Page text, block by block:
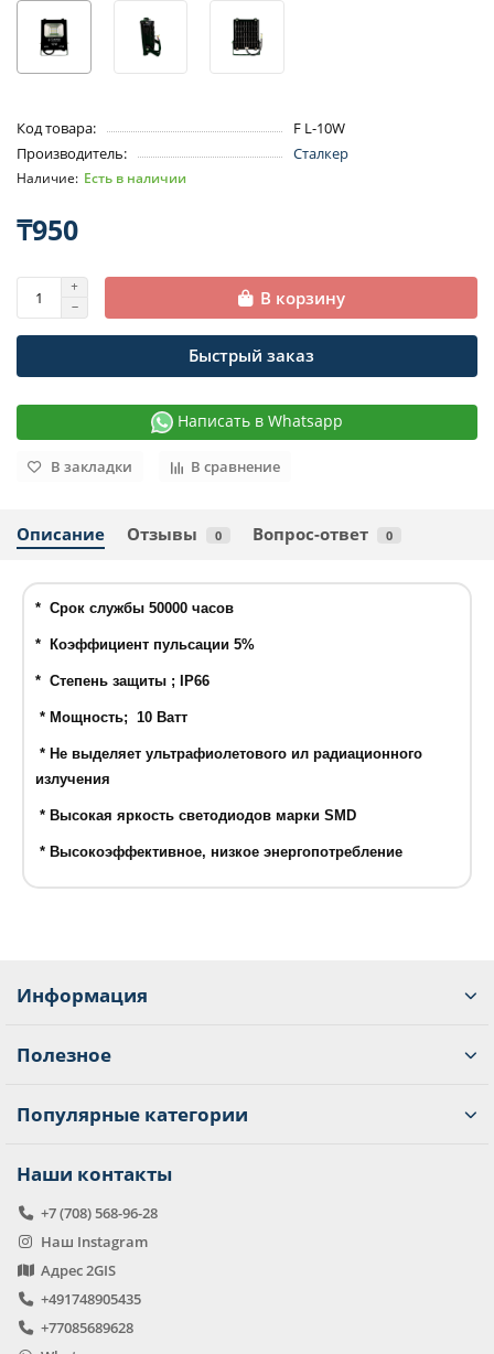
Код товара:
F L-10W
Производитель:
Сталкер
Есть в наличии
₸950
В корзину
Быстрый заказ
Написать в Whatsapp
В закладки В сравнение
Описание Отзывы 0 Вопрос-ответ 0
* Срок службы 50000 часов
* Коэффициент пульсации 5%
* Степень защиты ; IP66
* Мощность; 10 Ватт
* Не выделяет ультрафиолетового ил радиационного
излучения
* Высокая яркость светодиодов марки SMD
* Высокоэффективное, низкое энергопотребление
Информация
Полезное
Популярные категории
Наши контакты
+7 (708) 568-96-28
Наш Instagram
Адрес 2GIS
+491748905435
+77085689628